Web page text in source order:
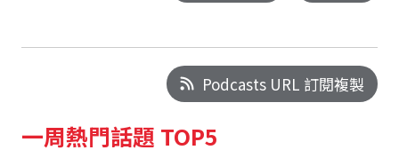
Podcasts URL 訂閱複製
一周熱門話題 TOP5